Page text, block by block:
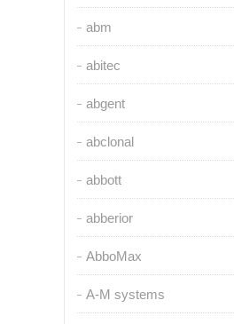
abm
abitec
abgent
abclonal
abbott
abberior
AbboMax
A-M systems